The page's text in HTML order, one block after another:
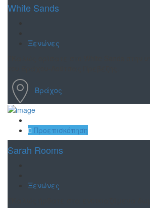
White Sands
Ξενώνες
Βράχος
Προεπισκόπηση
Sarah Rooms
Ξενώνες